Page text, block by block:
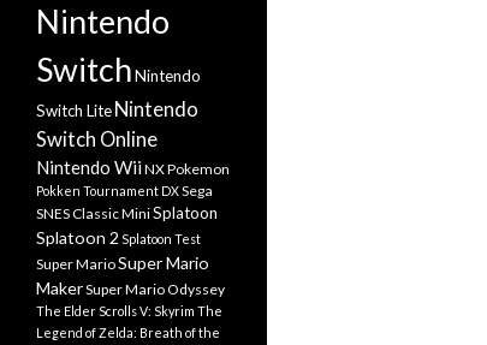
Nintendo
SwitchNintendo
Switch LiteNintendo
Switch Online
Nintendo WiiNXPokemon
Pokken Tournament DXSega
SNES Classic MiniSplatoon
Splatoon 2 Splatoon Test
Super MarioSuper Mario
MakerSuper Mario Odyssey
The Elder Scrolls V: Skyrim The
Legend of Zelda: Breath of the